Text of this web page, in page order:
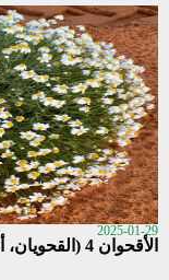
2025-01-29
الأقحوان 4 (القحويان، أقحوان الشمال) / Anthemis deserti